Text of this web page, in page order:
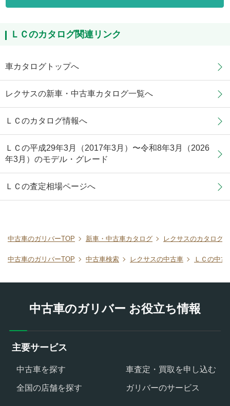
ＬＣのカタログ関連リンク
車カタログトップへ
レクサスの新車・中古車カタログ一覧へ
ＬＣのカタログ情報へ
ＬＣの平成29年3月（2017年3月）〜令和8年3月（2026
年3月）のモデル・グレード
ＬＣの査定相場ページへ
中古車のガリバーTOP 新車・中古車カタログ レクサスのカタログ
中古車のガリバーTOP 中古車検索 レクサスの中古車 ＬＣの中古
中古車のガリバー お役立ち情報
主要サービス
中古車を探す
車査定・買取を申し込む
全国の店舗を探す
ガリバーのサービス